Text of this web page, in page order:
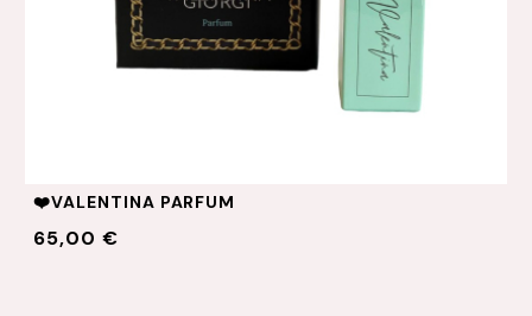
❤️VALENTINA PARFUM
65,00 €